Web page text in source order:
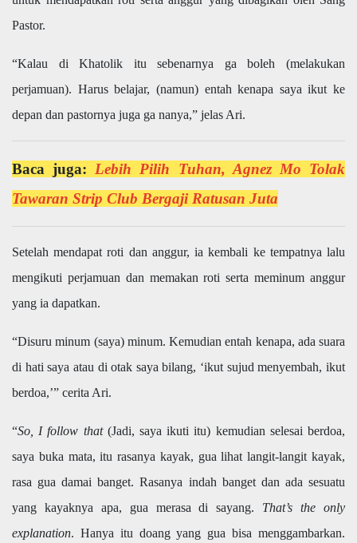
Pastor.
“Kalau di Khatolik itu sebenarnya ga boleh (melakukan
perjamuan). Harus belajar, (namun) entah kenapa saya ikut ke
depan dan pastornya juga ga nanya,” jelas Ari.
Baca juga:Lebih Pilih Tuhan, Agnez Mo Tolak
Tawaran Strip Club Bergaji Ratusan Juta
Setelah mendapat roti dan anggur, ia kembali ke tempatnya lalu
mengikuti perjamuan dan memakan roti serta meminum anggur
yang ia dapatkan.
“Disuru minum (saya) minum. Kemudian entah kenapa, ada suara
di hati saya atau di otak saya bilang, ‘ikut sujud menyembah, ikut
berdoa,’” cerita Ari.
“So, I follow that(Jadi, saya ikuti itu) kemudian selesai berdoa,
saya buka mata, itu rasanya kayak, gua lihat langit-langit kayak,
rasa gua damai banget. Rasanya indah banget dan ada sesuatu
yang kayaknya apa, gua merasa di sayang. That’s the only
explanation. Hanya itu doang yang gua bisa menggambarkan.